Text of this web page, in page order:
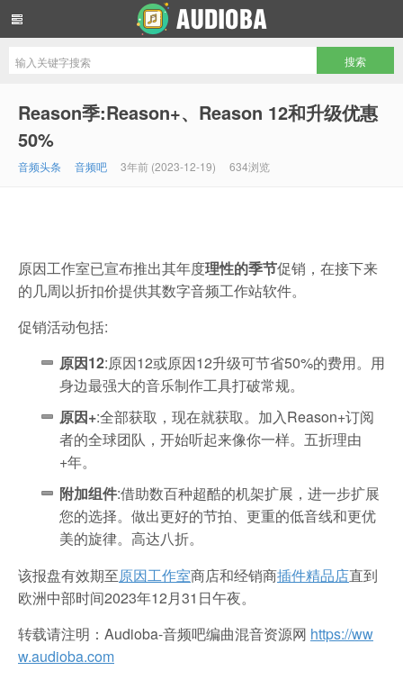
Reason季:Reason+、Reason 12和升级优惠
50%
音频头条 音频吧 3年前 (2023-12-19) 634浏览
原因工作室已宣布推出其年度理性的季节促销，在接下来
的几周以折扣价提供其数字音频工作站软件。
促销活动包括:
原因12:原因12或原因12升级可节省50%的费用。用
身边最强大的音乐制作工具打破常规。
原因+:全部获取，现在就获取。加入Reason+订阅
者的全球团队，开始听起来像你一样。五折理由
+年。
附加组件:借助数百种超酷的机架扩展，进一步扩展
您的选择。做出更好的节拍、更重的低音线和更优
美的旋律。高达八折。
该报盘有效期至原因工作室商店和经销商插件精品店直到
欧洲中部时间2023年12月31日午夜。
转载请注明：Audioba-音频吧编曲混音资源网 https://ww
w.audioba.com